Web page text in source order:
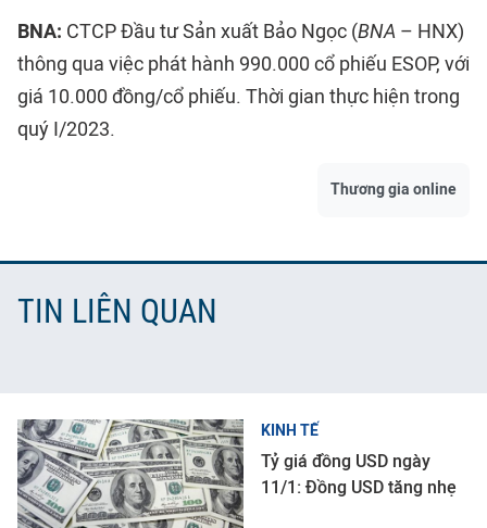
BNA: CTCP Đầu tư Sản xuất Bảo Ngọc (BNA – HNX)
thông qua việc phát hành 990.000 cổ phiếu ESOP, với
giá 10.000 đồng/cổ phiếu. Thời gian thực hiện trong
quý I/2023.
Thương gia online
TIN LIÊN QUAN
KINH TẾ
Tỷ giá đồng USD ngày
11/1: Đồng USD tăng nhẹ